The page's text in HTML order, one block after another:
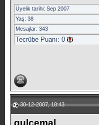
Üyelik tarihi: Sep 2007
Yaş: 38
Mesajlar: 343
Tecrübe Puanı: 0
30-12-2007, 18:43
gulcemal